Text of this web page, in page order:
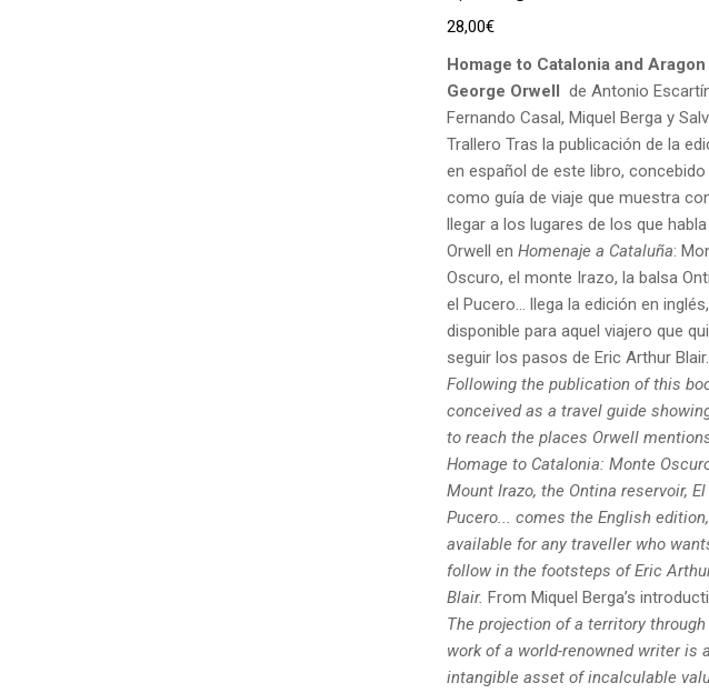
28,00€
Homage to Catalonia and
George Orwell de Antonio
Fernando Casal, Miquel Berga y
Trallero Tras la publicación de la
en español de este libro, concebido
como guía de viaje que muestra
llegar a los lugares de los que habla
Orwell en Homenaje a Cataluña:
Oscuro, el monte Irazo, la balsa
el Pucero... llega la edición en inglés,
disponible para aquel viajero que
seguir los pasos de Eric Arthur Blair.
Following the publication of this
conceived as a travel guide
to reach the places Orwell
Homage to Catalonia: Monte
Mount Irazo, the Ontina reservoir, El
Pucero... comes the English edition,
available for any traveller who
follow in the footsteps of Eric
Blair. From Miquel Berga’s
The projection of a territory through
work of a world-renowned writer is
intangible asset of incalculable